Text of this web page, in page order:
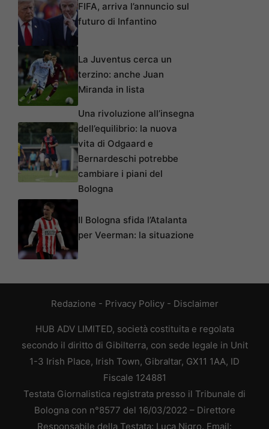
FIFA, arriva l’annuncio sul
futuro di Infantino
La Juventus cerca un
terzino: anche Juan
Miranda in lista
Una rivoluzione all’insegna
dell’equilibrio: la nuova
vita di Odgaard e
Bernardeschi potrebbe
cambiare i piani del
Bologna
Il Bologna sfida l’Atalanta
per Veerman: la situazione
Redazione - Privacy Policy- Disclaimer
HUB ADV LIMITED, società costituita e regolata
secondo il diritto di Gibilterra, con sede legale in Unit
1-3 Irish Place, Irish Town, Gibraltar, GX11 1AA, ID
Fiscale 124881
Testata Giornalistica registrata presso il Tribunale di
Bologna con n°8577 del 16/03/2022 – Direttore
Responsabile della Testata: Luca Nigro. Email: